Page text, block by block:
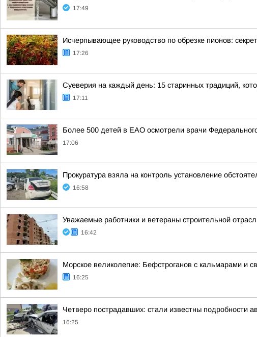
17:49
Исчерпывающее руководство по обрезке пионов:
17:26
Суеверия на каждый день: 15 старинных традиций,
17:11
Более 500 детей в ЕАО осмотрели врачи
17:06
Прокуратура взяла на контроль установление
16:58
Уважаемые работники и ветераны строительной
16:42
Морское великолепие: Бефстроганов с кальмарами и
16:25
Четверо пострадавших: стали известны подробности
16:25